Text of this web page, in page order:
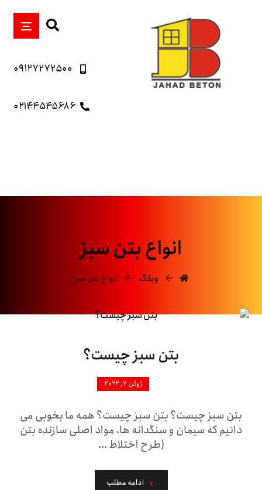
۰۹۱۲۷۲۷۲۵۰۰
۰۲۱۴۴۵۴۵۶۸۶
انواع بتن سبز
وبلاگ انواع بتن سبز
بتن سبز چیست؟
ژوئن ۷, ۲۰۲۲
بتن سبز چیست؟ بتن سبز چیست؟ همه ما بخوبی می
دانیم که سیمان و سنگدانه‌ ها، مواد اصلی سازنده بتن
(طرح اختلاط ...
ادامه مطلب